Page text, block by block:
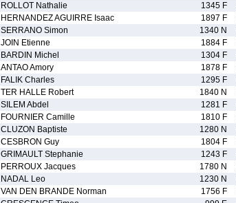
ROLLOT Nathalie 1345 F
HERNANDEZ AGUIRRE Isaac 1897 F
SERRANO Simon 1340 N
JOIN Etienne 1884 F
BARDIN Michel 1304 F
ANTAO Amory 1878 F
FALIK Charles 1295 F
TER HALLE Robert 1840 N
SILEM Abdel 1281 F
FOURNIER Camille 1810 F
CLUZON Baptiste 1280 N
CESBRON Guy 1804 F
GRIMAULT Stephanie 1243 F
PERROUX Jacques 1780 N
NADAL Leo 1230 N
VAN DEN BRANDE Norman 1756 F